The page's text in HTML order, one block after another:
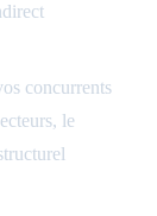
concurrents
le